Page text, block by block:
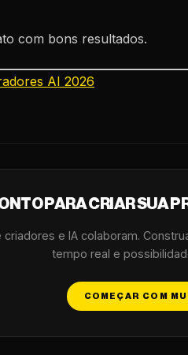
com bons resultados.
AI 2026
PARA CRIAR SUA
e IA colaboram.
tempo real e
COMEÇAR COM